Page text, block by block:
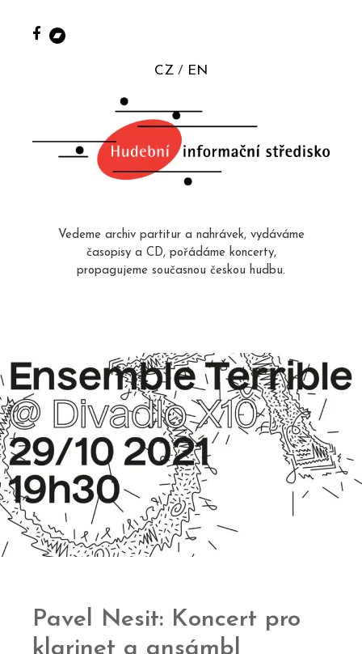
CZ EN
Vedeme archiv partitur a nahrávek, vydáváme
časopisy a CD, pořádáme koncerty,
propagujeme současnou českou hudbu.
Pavel Nesit: Koncert pro
klarinet a ansámbl